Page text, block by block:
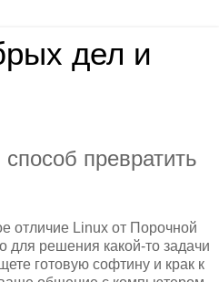
дел и
превратить
отличие Linux от Порочной
для решения какой-то задачи
готовую софтину и крак к